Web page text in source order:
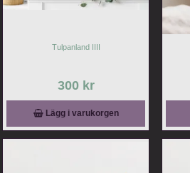
Tulpanland IIII
300 kr
Lägg i varukorgen